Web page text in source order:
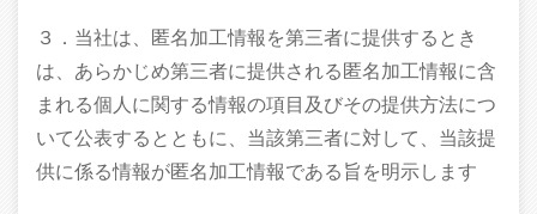
３．当社は、匿名加工情報を第三者に提供するとき
は、あらかじめ第三者に提供される匿名加工情報に含
まれる個人に関する情報の項目及びその提供方法につ
いて公表するとともに、当該第三者に対して、当該提
供に係る情報が匿名加工情報である旨を明示します